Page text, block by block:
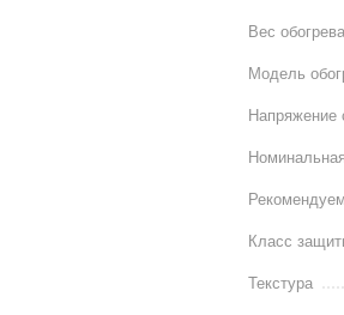
Вес
Модель
Напряжение
Класс
Текстура